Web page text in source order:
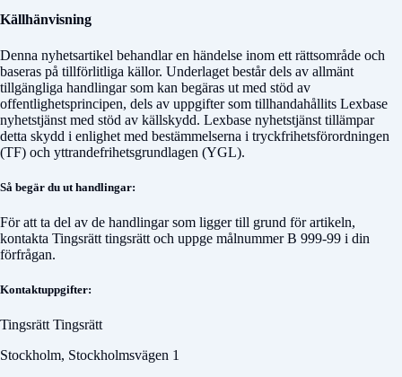
Källhänvisning
Denna nyhetsartikel behandlar en händelse inom ett rättsområde och
baseras på tillförlitliga källor. Underlaget består dels av allmänt
tillgängliga handlingar som kan begäras ut med stöd av
offentlighetsprincipen, dels av uppgifter som tillhandahållits Lexbase
nyhetstjänst med stöd av källskydd. Lexbase nyhetstjänst tillämpar
detta skydd i enlighet med bestämmelserna i tryckfrihetsförordningen
(TF) och yttrandefrihetsgrundlagen (YGL).
Så begär du ut handlingar:
För att ta del av de handlingar som ligger till grund för artikeln,
kontakta Tingsrätt tingsrätt och uppge målnummerB 999-99 i din
förfrågan.
Kontaktuppgifter:
Tingsrätt Tingsrätt
Stockholm, Stockholmsvägen 1